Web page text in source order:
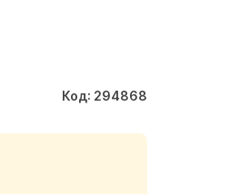
Код: 294868